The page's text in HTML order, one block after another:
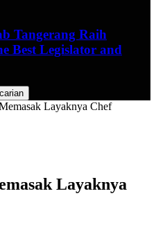
Tangerang Raih
Best Legislator and
Layaknya Chef
Layaknya